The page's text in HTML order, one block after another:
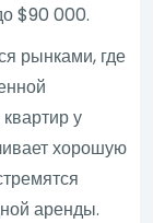
$90 000.
рынками, где
у
хорошую
аренды.